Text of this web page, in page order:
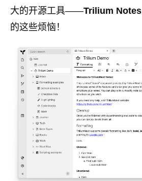
大的开源工具——Trilium Notes
的这些烦恼！